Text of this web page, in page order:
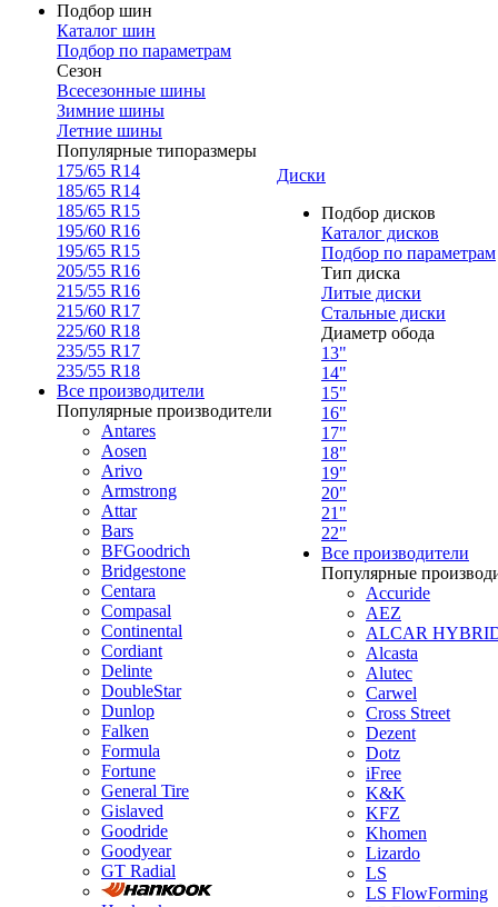
Подбор шин
Каталог шин
Подбор по параметрам
Сезон
Всесезонные шины
Зимние шины
Летние шины
Популярные типоразмеры
175/65 R14
185/65 R14
185/65 R15
195/60 R16
195/65 R15
205/55 R16
215/55 R16
215/60 R17
225/60 R18
235/55 R17
235/55 R18
Все производители
Популярные производители
Antares
Aosen
Arivo
Armstrong
Attar
Bars
BFGoodrich
Bridgestone
Centara
Compasal
Continental
Cordiant
Delinte
DoubleStar
Dunlop
Falken
Formula
Fortune
General Tire
Gislaved
Goodride
Goodyear
GT Radial
Диски
Подбор дисков
Каталог дисков
Подбор по параметрам
Тип диска
Литые диски
Стальные диски
Диаметр обода
13"
14"
15"
16"
17"
18"
19"
20"
21"
22"
Все производители
Популярные
Accuride
AEZ
ALCAR
Alcasta
Alutec
Carwel
Cross Street
Dezent
Dotz
iFree
K&K
KFZ
Khomen
Lizardo
LS
LS FlowForming